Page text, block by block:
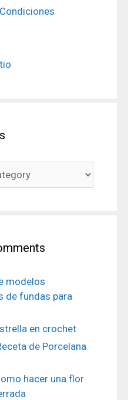
modelos
de fundas para
en crochet
de Porcelana
hacer una flor